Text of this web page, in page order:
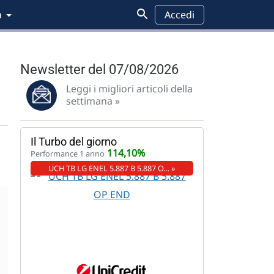
Accedi
Newsletter del 07/08/2026
Leggi i migliori articoli della
settimana »
Il Turbo del giorno
Performance 1 anno 114,10%
UCH TB LG ENEL 5.887 B 5.887 O… »